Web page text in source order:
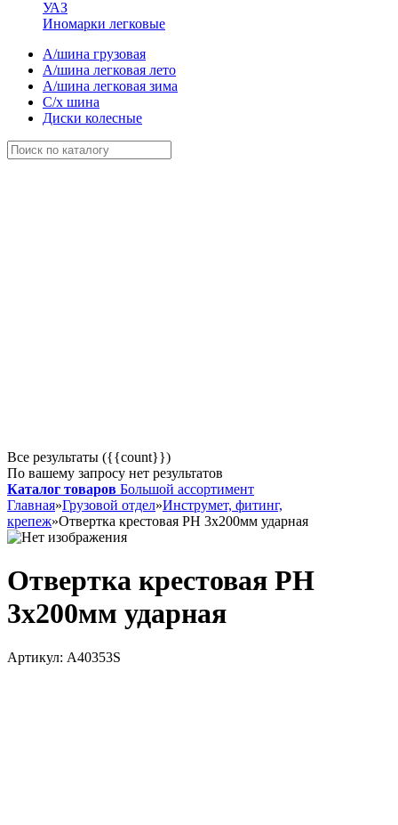
УАЗ
Иномарки легковые
А/шина грузовая
А/шина легковая лето
А/шина легковая зима
С/х шина
Диски колесные
Все результаты ({{count}})
По вашему запросу нет результатов
Каталог товаров Большой ассортимент
Главная»Грузовой отдел»Инструмет, фитинг,
крепеж»Отвертка крестовая PH 3х200мм ударная
Отвертка крестовая PH
3х200мм ударная
Артикул: A40353S